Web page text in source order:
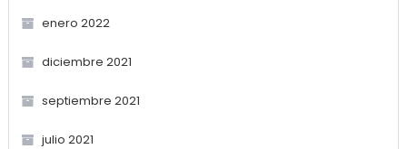
enero 2022
diciembre 2021
septiembre 2021
julio 2021